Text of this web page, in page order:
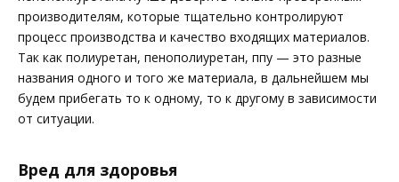
производителям, которые тщательно контролируют
процесс производства и качество входящих материалов.
Так как полиуретан, пенополиуретан, ппу — это разные
названия одного и того же материала, в дальнейшем мы
будем прибегать то к одному, то к другому в зависимости
от ситуации.
Вред для здоровья